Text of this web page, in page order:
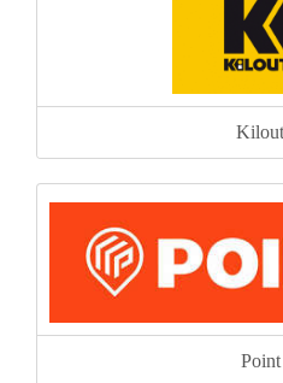
Point